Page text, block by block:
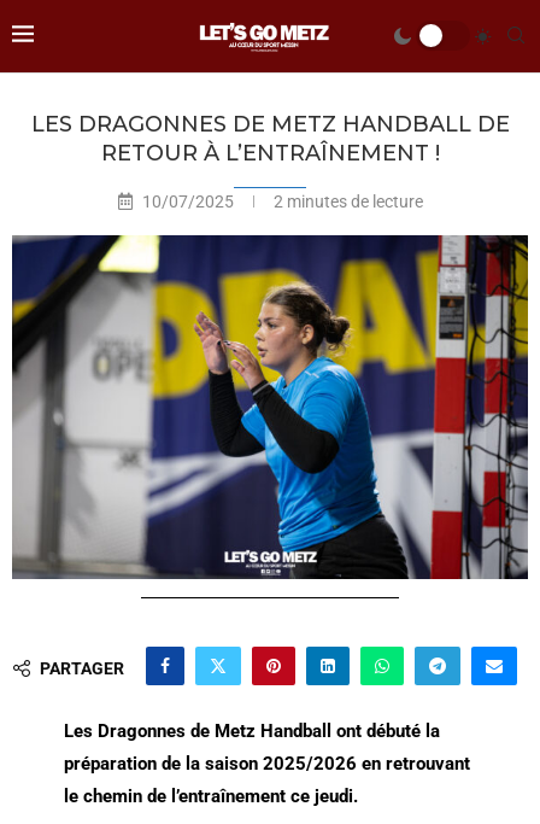
LES DRAGONNES DE METZ HANDBALL DE
RETOUR À L’ENTRAÎNEMENT !
10/07/2025 2 minutes de lecture
PARTAGER
Les Dragonnes de Metz Handball ont débuté la
préparation de la saison 2025/2026 en retrouvant
le chemin de l’entraînement ce jeudi.